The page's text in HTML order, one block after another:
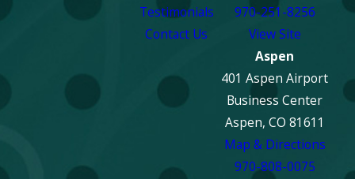
Testimonials
Contact Us
970-251-8256
View Site
Aspen
401 Aspen Airport
Business Center
Aspen, CO 81611
Map & Directions
970-808-0075